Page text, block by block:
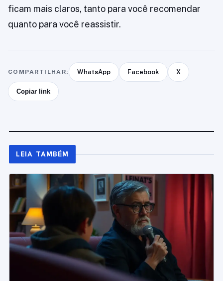
ficam mais claros, tanto para você recomendar
quanto para você reassistir.
COMPARTILHAR: WhatsApp Facebook X
Copiar link
LEIA TAMBÉM